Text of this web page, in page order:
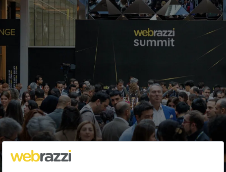
Nishmoda.com: Tasarımcıları düşünen
özel aksesuar sitesi